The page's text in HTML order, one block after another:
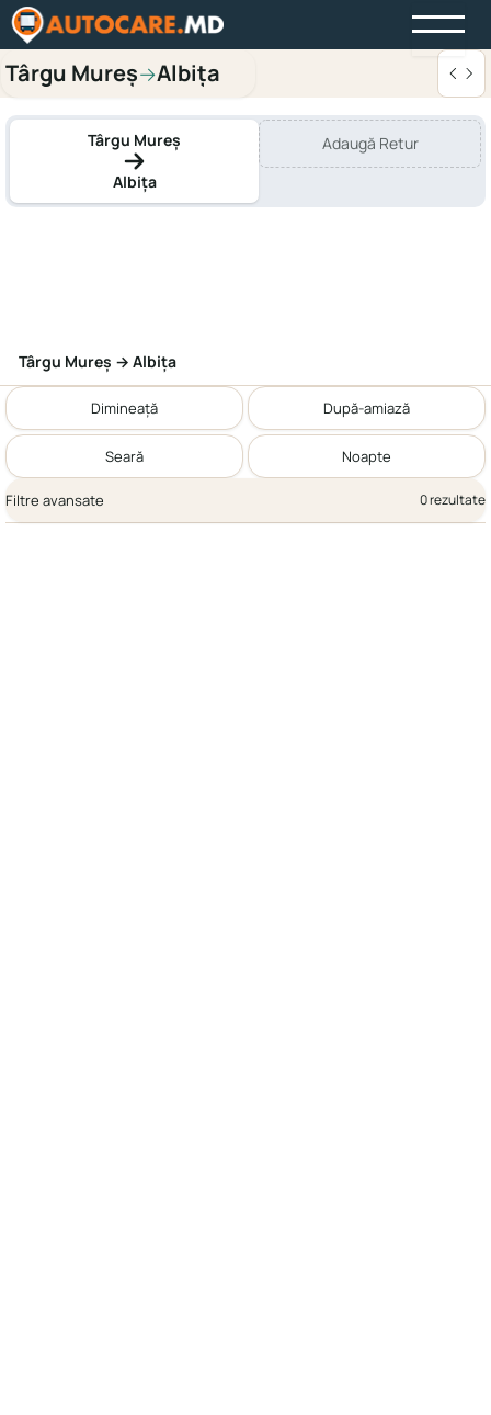
Târgu Mureș→Albița
Târgu Mureș
Albița
Adaugă Retur
Târgu Mureș → Albița
Dimineață După-amiază
Seară Noapte
Filtre avansate 0 rezultate